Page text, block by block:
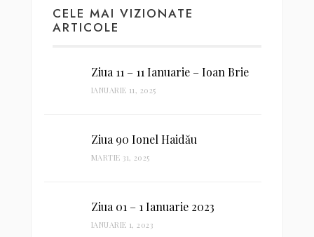
CELE MAI VIZIONATE
ARTICOLE
Ziua 11 – 11 Ianuarie – Ioan Brie
IANUARIE 11, 2025
Ziua 90 Ionel Haidău
MARTIE 31, 2025
Ziua 01 – 1 Ianuarie 2023
IANUARIE 1, 2023